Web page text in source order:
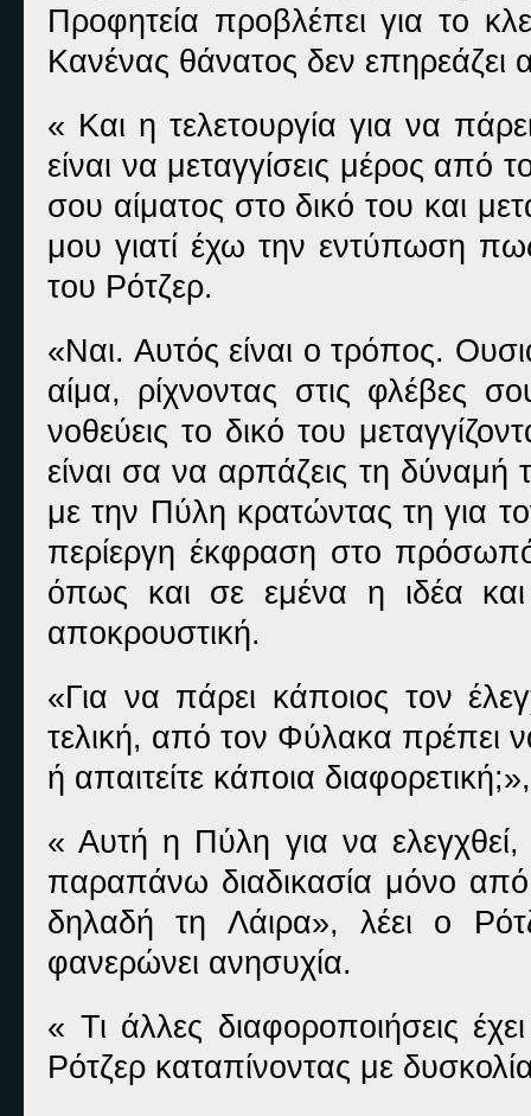
Προφητεία προβλέπει για το
Κανένας θάνατος δεν
« Και η τελετουργία για να
είναι να μεταγγίσεις μέρος από
σου αίματος στο δικό του και
μου γιατί έχω την εντύπωση
του Ρότζερ.
«Ναι. Αυτός είναι ο τρόπος.
αίμα, ρίχνοντας στις φλέβες
νοθεύεις το δικό του
είναι σα να αρπάζεις τη
με την Πύλη κρατώντας τη για
περίεργη έκφραση στο
όπως και σε εμένα η ιδέα
αποκρουστική.
«Για να πάρει κάποιος τον
τελική, από τον Φύλακα πρέπει
ή απαιτείτε κάποια
« Αυτή η Πύλη για να
παραπάνω διαδικασία μόνο
δηλαδή τη Λάιρα», λέει ο
φανερώνει ανησυχία.
« Τι άλλες διαφοροποιήσεις
Ρότζερ καταπίνοντας με